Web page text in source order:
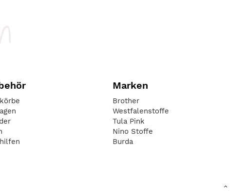
Marken
Brother
Westfalenstoffe
Tula Pink
Nino Stoffe
Burda